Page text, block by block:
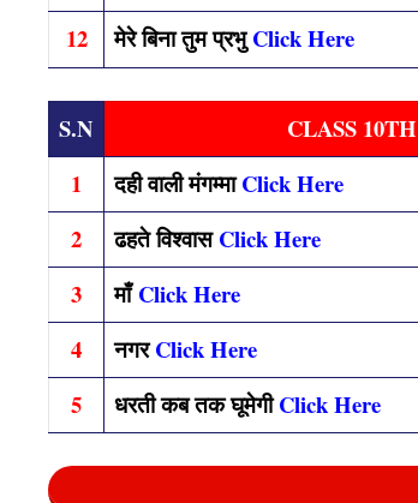
12
मेरे बिना तुम प्रभुClick Here
S.N
CLASS
1
दही वाली मंगम्माClick Here
2
ढहते विश्वासClick Here
3
माँ Click Here
4
नगरClick Here
5
धरती कब तक घूमेगीClick Here